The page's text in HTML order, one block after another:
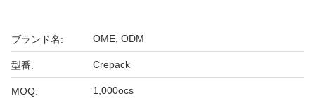
ブランド名: OME, ODM
型番: Crepack
MOQ: 1,000ocs